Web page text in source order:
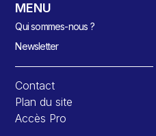
MENU
Qui sommes-nous ?
Newsletter
Contact
Plan du site
Accès Pro